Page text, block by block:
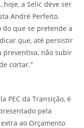
hoje, a Selic deve ser
André Perfeito.
do que se pretende a
que, até persistir
preventiva, não subir
cortar.”
PEC da Transição, é
pela
ao Orçamento